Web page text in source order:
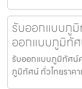
รับออกแบบภู
ออกแบบภูมิทั
รับออกแบบภูมิทัศน์
ภูมิทัศน์ ทั่วไทยราค